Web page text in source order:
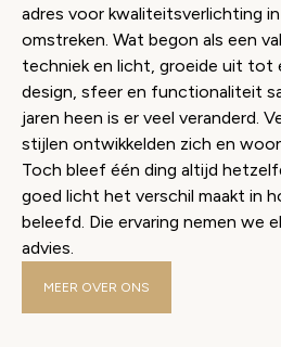
adres voor kwaliteitsverlichting
omstreken. Wat begon als een
techniek en licht, groeide uit tot
design, sfeer en functionaliteit
jaren heen is er veel veranderd.
stijlen ontwikkelden zich en
Toch bleef één ding altijd
goed licht het verschil maakt in
beleefd. Die ervaring nemen we
advies.
MEER OVER ONS